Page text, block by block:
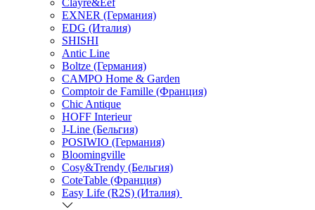
Clayre&Eef
EXNER (Германия)
EDG (Италия)
SHISHI
Antic Line
Boltze (Германия)
CAMPO Home & Garden
Comptoir de Famille (Франция)
Chic Antique
HOFF Interieur
J-Line (Бельгия)
POSIWIO (Германия)
Bloomingville
Cosy&Trendy (Бельгия)
CoteTable (Франция)
Easy Life (R2S) (Италия)